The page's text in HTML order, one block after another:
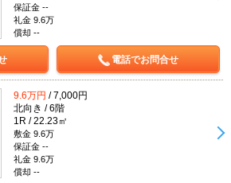
保証金 --
礼金 9.6万
償却 --
電話でお問合せ
9.6万円 / 7,000円
北向き / 6階
1R / 22.23㎡
敷金 9.6万
保証金 --
礼金 9.6万
償却 --